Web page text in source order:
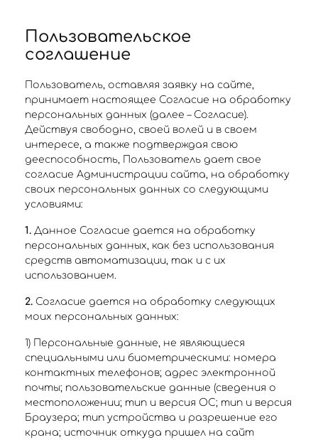
Пользовательское
соглашение
Пользователь, оставляя заявку на сайте,
принимает настоящее Согласие на обработку
персональных данных (далее – Согласие).
Действуя свободно, своей волей и в своем
интересе, а также подтверждая свою
дееспособность, Пользователь дает свое
согласие Администрации сайта, на обработку
своих персональных данных со следующими
условиями:
1. Данное Согласие дается на обработку
персональных данных, как без использования
средств автоматизации, так и с их
использованием.
2. Согласие дается на обработку следующих
моих персональных данных:
1) Персональные данные, не являющиеся
специальными или биометрическими: номера
контактных телефонов; адрес электронной
почты; пользовательские данные (сведения о
местоположении; тип и версия ОС; тип и версия
Браузера; тип устройства и разрешение его
крана; источник откуда пришел на сайт